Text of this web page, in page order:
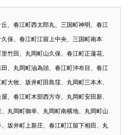
、春江町西太郎丸、三国町神明、春江
保、春江町江留上中央、三国町南本
竹田、丸岡町山久保、春江町正蓮花、
、丸岡町油為頭、春江町沖布目、春江
大牧、坂井町田島窪、丸岡町三本木、
、春江町木部西方寺、丸岡町安田新、
丸岡町御幸、丸岡町南横地、丸岡町山
坂井町上新庄、春江町江留下相田、丸